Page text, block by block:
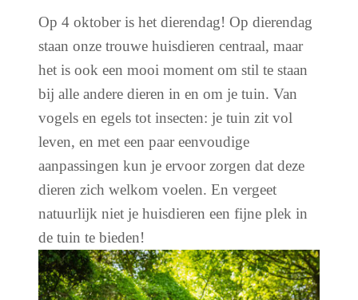
Op 4 oktober is het dierendag! Op dierendag
staan onze trouwe huisdieren centraal, maar
het is ook een mooi moment om stil te staan
bij alle andere dieren in en om je tuin. Van
vogels en egels tot insecten: je tuin zit vol
leven, en met een paar eenvoudige
aanpassingen kun je ervoor zorgen dat deze
dieren zich welkom voelen. En vergeet
natuurlijk niet je huisdieren een fijne plek in
de tuin te bieden!